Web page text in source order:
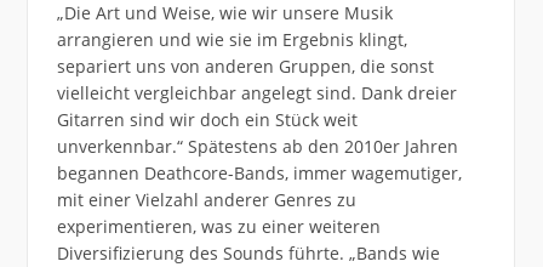
„Die Art und Weise, wie wir unsere Musik
arrangieren und wie sie im Ergebnis klingt,
separiert uns von anderen Gruppen, die sonst
vielleicht vergleichbar angelegt sind. Dank dreier
Gitarren sind wir doch ein Stück weit
unverkennbar.“ Spätestens ab den 2010er Jahren
begannen Deathcore-Bands, immer wagemutiger,
mit einer Vielzahl anderer Genres zu
experimentieren, was zu einer weiteren
Diversifizierung des Sounds führte. „Bands wie